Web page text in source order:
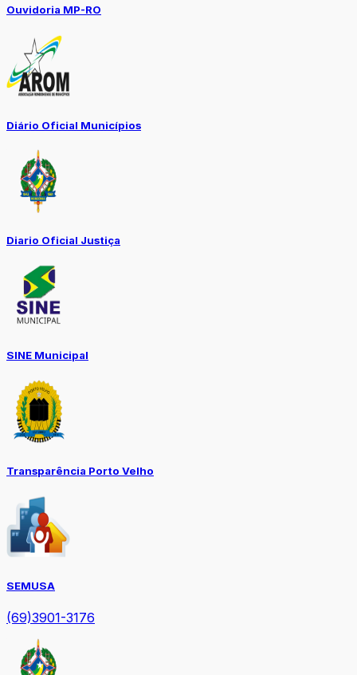
Ouvidoria MP-RO
Diário Oficial Municípios
Diario Oficial Justiça
SINE Municipal
Transparência Porto Velho
SEMUSA
(69)3901-3176